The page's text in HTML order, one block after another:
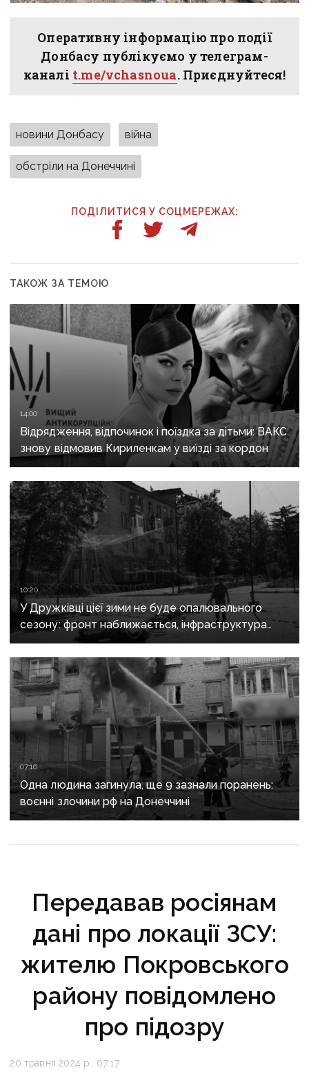
Оперативну інформацію про події
Донбасу публікуємо у телеграм-
каналі t.me/vchasnoua. Приєднуйтеся!
новини Донбасу війна
обстріли на Донеччині
ПОДІЛИТИСЯ У СОЦМЕРЕЖАХ:
ТАКОЖ ЗА ТЕМОЮ
14:00
Відрядження, відпочинок і поїздка за дітьми: ВАКС
знову відмовив Кириленкам у виїзді за кордон
10:20
У Дружківці цієї зими не буде опалювального
сезону: фронт наближається, інфраструктура
критично зруйнована
07:16
Одна людина загинула, ще 9 зазнали поранень:
воєнні злочини рф на Донеччині
Передавав росіянам
дані про локації ЗСУ:
жителю Покровського
району повідомлено
про підозру
20 травня 2024 р., 07:17